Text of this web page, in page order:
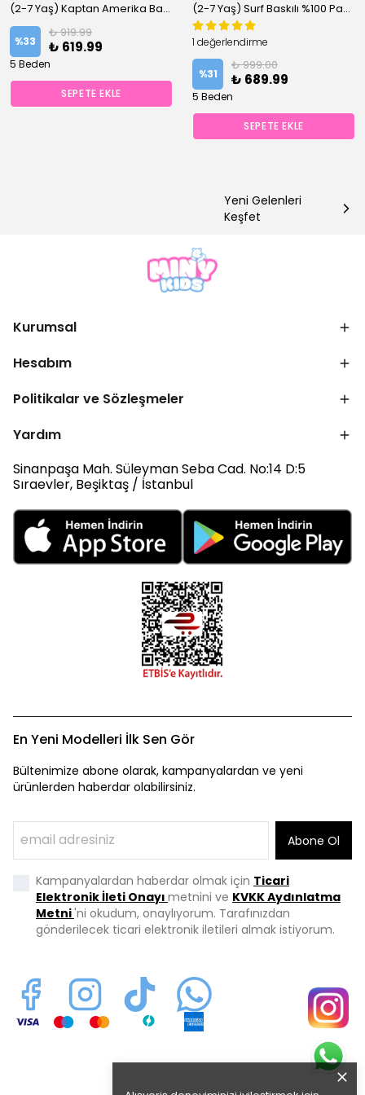
(2-7 Yaş) Kaptan Amerika Baskılı %100 Pamuklu Şortlu Altüst Takım
%33
₺ 919.99
₺ 619.99
5 Beden
SEPETE EKLE
(2-7 Yaş) Surf Baskılı %100 Pamuklu Dokuma Şortlu Altüst Takım
1 değerlendirme
%31
₺ 999.00
₺ 689.99
5 Beden
SEPETE EKLE
Yeni Gelenleri
Keşfet
Kurumsal
Hesabım
Politikalar ve Sözleşmeler
Yardım
Sinanpaşa Mah. Süleyman Seba Cad. No:14 D:5
Sıraevler, Beşiktaş / İstanbul
En Yeni Modelleri İlk Sen Gör
Bültenimize abone olarak, kampanyalardan ve yeni
ürünlerden haberdar olabilirsiniz.
Abone Ol
Kampanyalardan haberdar olmak için Ticari
Elektronik İleti Onayı metnini ve KVKK Aydınlatma
Metni'ni okudum, onaylıyorum. Tarafınızdan
gönderilecek ticari elektronik iletileri almak istiyorum.